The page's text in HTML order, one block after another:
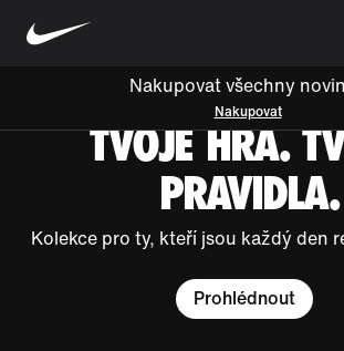
Nakupovat všechny
Nakupovat
TVOJE HRA.
PRAVIDLA.
Kolekce pro ty, kteří jsou každý den
Prohlédnout